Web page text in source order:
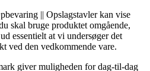
|| Opslagstavler kan vise
skal bruge produktet omgående,
essentielt at vi undersøger det
ved den vedkommende vare.
giver muligheden for dag-til-dag